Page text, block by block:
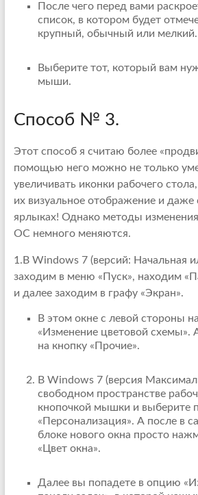
После чего перед вами
список, в котором будет
крупный, обычный или мелкий.
Выберите тот, который вам
мыши.
Способ № 3.
Этот способ я считаю более
помощью него можно не только
увеличивать иконки рабочего
их визуальное отображение и
ярлыках! Однако методы
ОС немного меняются.
1.В Windows 7 (версий: Начальная
заходим в меню «Пуск», находим
и далее заходим в графу «Экран».
В этом окне с левой стороны
«Изменение цветовой схемы».
на кнопку «Прочие».
В Windows 7 (версия
свободном пространстве
кнопочкой мышки и выберите
«Персонализация». А после в
блоке нового окна просто
«Цвет окна».
Далее вы попадете в опцию